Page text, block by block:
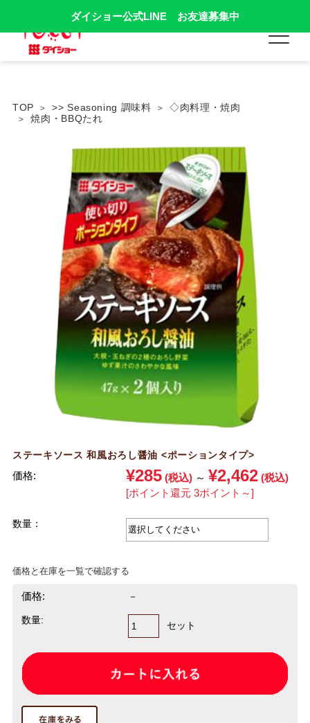
ダイショー公式LINE お友達募集中
TOP >> Seasoning 調味料
◇肉料理・焼肉
焼肉・BBQたれ
ステーキソース 和風おろし醤油 <ポーションタイプ>
価格: ¥285 (税込) ～ ¥2,462 (税込)
[ポイント還元 3ポイント～]
数量：
価格と在庫を一覧で確認する
価格: －
数量: セット